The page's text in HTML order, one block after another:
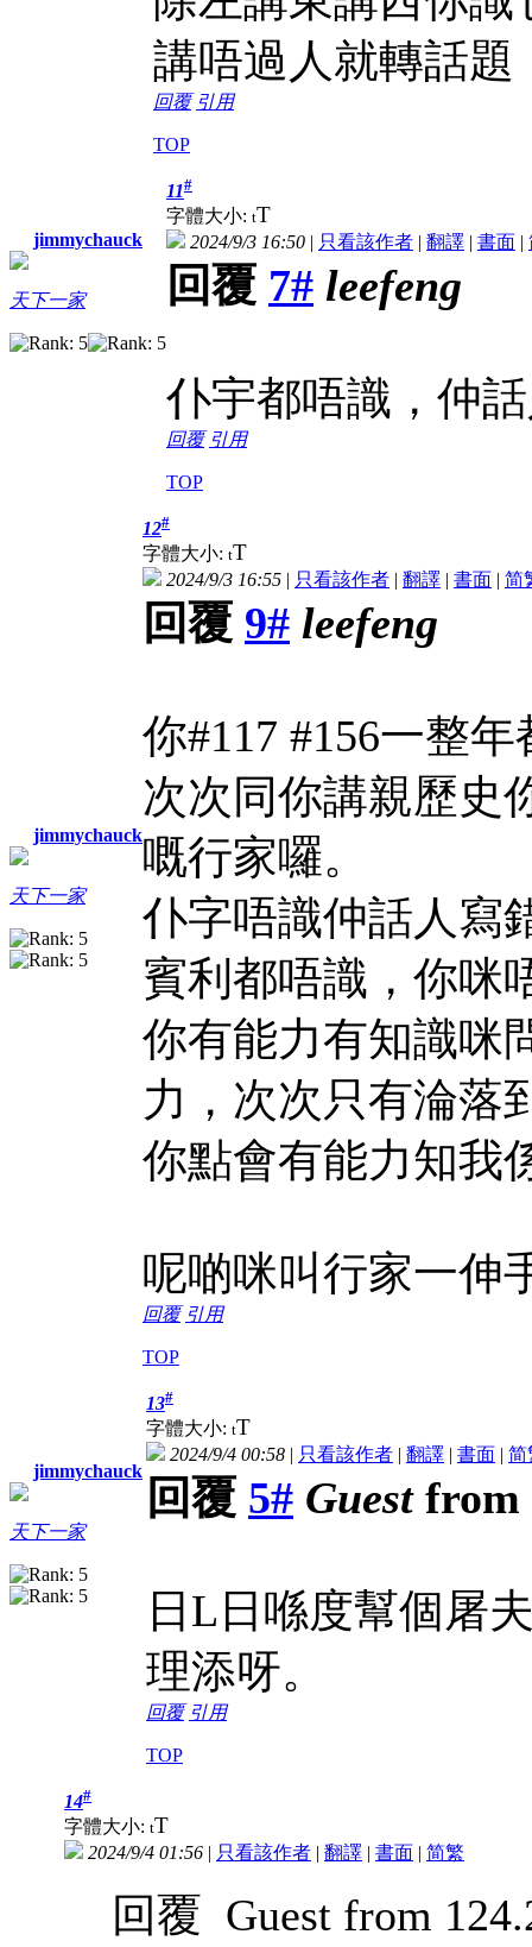
講唔過人就轉話題
回覆 引用
TOP
jimmychauck
天下一家
11#
字體大小: tT
2024/9/3 16:50 | 只看該作者 | 翻譯 | 書面 |
回覆 7# leefeng
仆宇都唔識，仲
回覆 引用
TOP
jimmychauck
天下一家
12#
字體大小: tT
2024/9/3 16:55 | 只看該作者 | 翻譯 | 書面 | 简
回覆 9# leefeng
你#117 #156一整
次次同你講親歷史
嘅行家囉。
仆字唔識仲話人寫
賓利都唔識，你咪
你有能力有知識咪
力，次次只有淪落
你點會有能力知我
呢啲咪叫行家一伸
回覆 引用
TOP
jimmychauck
天下一家
13#
字體大小: tT
2024/9/4 00:58 | 只看該作者 | 翻譯 | 書面 | 简
回覆 5# Guestfrom
日L日喺度幫個屠
理添呀。
回覆 引用
TOP
14#
字體大小: tT
2024/9/4 01:56 | 只看該作者 | 翻譯 | 書面 | 简繁
回覆 Guest from